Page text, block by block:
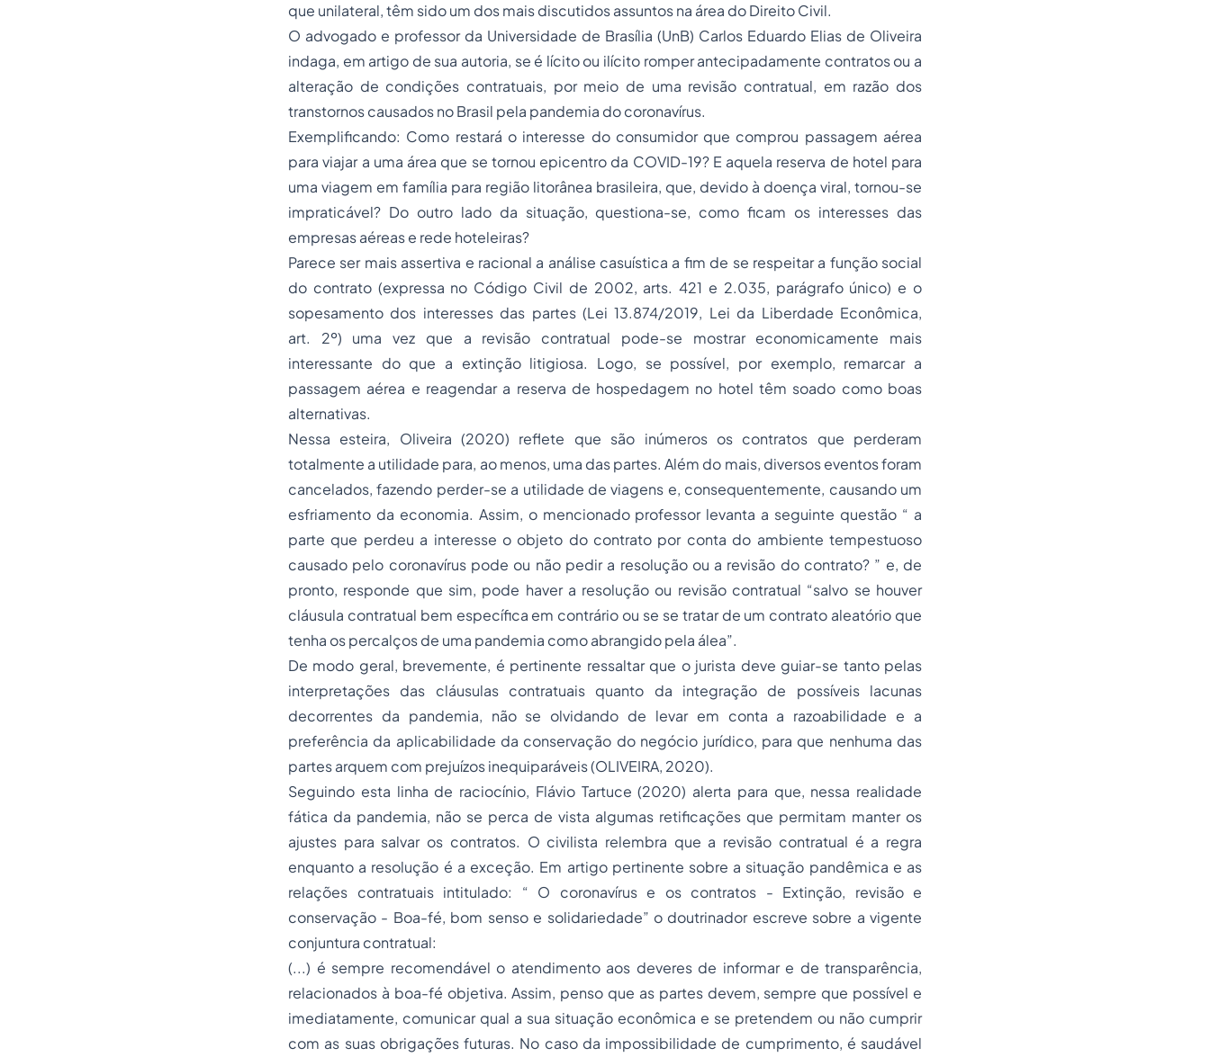
que unilateral, têm sido um dos mais discutidos assuntos na área do Direito Civil.
O advogado e professor da Universidade de Brasília (UnB) Carlos Eduardo Elias de Oliveira
indaga, em artigo de sua autoria, se é lícito ou ilícito romper antecipadamente contratos ou a
alteração de condições contratuais, por meio de uma revisão contratual, em razão dos
transtornos causados no Brasil pela pandemia do coronavírus.
Exemplificando: Como restará o interesse do consumidor que comprou passagem aérea
para viajar a uma área que se tornou epicentro da COVID-19? E aquela reserva de hotel para
uma viagem em família para região litorânea brasileira, que, devido à doença viral, tornou-se
impraticável? Do outro lado da situação, questiona-se, como ficam os interesses das
empresas aéreas e rede hoteleiras?
Parece ser mais assertiva e racional a análise casuística a fim de se respeitar a função social
do contrato (expressa no Código Civil de 2002, arts. 421 e 2.035, parágrafo único) e o
sopesamento dos interesses das partes (Lei 13.874/2019, Lei da Liberdade Econômica,
art. 2º) uma vez que a revisão contratual pode-se mostrar economicamente mais
interessante do que a extinção litigiosa. Logo, se possível, por exemplo, remarcar a
passagem aérea e reagendar a reserva de hospedagem no hotel têm soado como boas
alternativas.
Nessa esteira, Oliveira (2020) reflete que são inúmeros os contratos que perderam
totalmente a utilidade para, ao menos, uma das partes. Além do mais, diversos eventos foram
cancelados, fazendo perder-se a utilidade de viagens e, consequentemente, causando um
esfriamento da economia. Assim, o mencionado professor levanta a seguinte questão “ a
parte que perdeu a interesse o objeto do contrato por conta do ambiente tempestuoso
causado pelo coronavírus pode ou não pedir a resolução ou a revisão do contrato? ” e, de
pronto, responde que sim, pode haver a resolução ou revisão contratual “salvo se houver
cláusula contratual bem específica em contrário ou se se tratar de um contrato aleatório que
tenha os percalços de uma pandemia como abrangido pela álea”.
De modo geral, brevemente, é pertinente ressaltar que o jurista deve guiar-se tanto pelas
interpretações das cláusulas contratuais quanto da integração de possíveis lacunas
decorrentes da pandemia, não se olvidando de levar em conta a razoabilidade e a
preferência da aplicabilidade da conservação do negócio jurídico, para que nenhuma das
partes arquem com prejuízos inequiparáveis (OLIVEIRA, 2020).
Seguindo esta linha de raciocínio, Flávio Tartuce (2020) alerta para que, nessa realidade
fática da pandemia, não se perca de vista algumas retificações que permitam manter os
ajustes para salvar os contratos. O civilista relembra que a revisão contratual é a regra
enquanto a resolução é a exceção. Em artigo pertinente sobre a situação pandêmica e as
relações contratuais intitulado: “ O coronavírus e os contratos - Extinção, revisão e
conservação - Boa-fé, bom senso e solidariedade” o doutrinador escreve sobre a vigente
conjuntura contratual:
(...) é sempre recomendável o atendimento aos deveres de informar e de transparência,
relacionados à boa-fé objetiva. Assim, penso que as partes devem, sempre que possível e
imediatamente, comunicar qual a sua situação econômica e se pretendem ou não cumprir
com as suas obrigações futuras. No caso da impossibilidade de cumprimento, é saudável